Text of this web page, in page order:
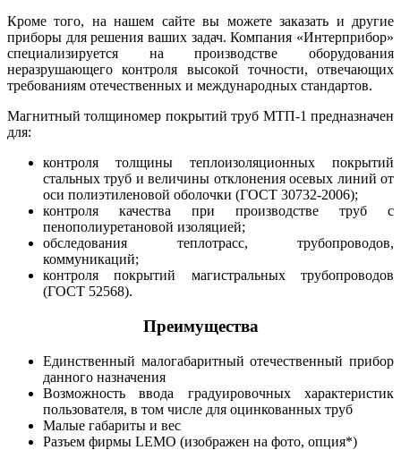
Кроме того, на нашем сайте вы можете заказать и другие
приборы для решения ваших задач. Компания «Интерприбор»
специализируется на производстве оборудования
неразрушающего контроля высокой точности, отвечающих
требованиям отечественных и международных стандартов.
Магнитный толщиномер покрытий труб МТП-1 предназначен
для:
контроля толщины теплоизоляционных покрытий
стальных труб и величины отклонения осевых линий от
оси полиэтиленовой оболочки (ГОСТ 30732-2006);
контроля качества при производстве труб с
пенополиуретановой изоляцией;
обследования теплотрасс, трубопроводов,
коммуникаций;
контроля покрытий магистральных трубопроводов
(ГОСТ 52568).
Преимущества
Единственный малогабаритный отечественный прибор
данного назначения
Возможность ввода градуировочных характеристик
пользователя, в том числе для оцинкованных труб
Малые габариты и вес
Разъем фирмы LEMO (изображен на фото, опция*)